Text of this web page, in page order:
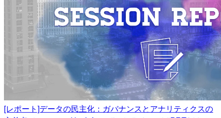
[レポート]データの民主化：ガバナンスとアナリティクスの